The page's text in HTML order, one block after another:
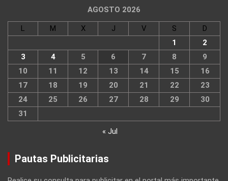
AGOSTO 2026
L M X J V S
D
1
2
3
4 5 6 7 8
9
10
11 12 13 14 15
16
17
18 19 20 21 22
23
24
25 26 27 28 29
30
31
« Jul
Pautas Publicitarias